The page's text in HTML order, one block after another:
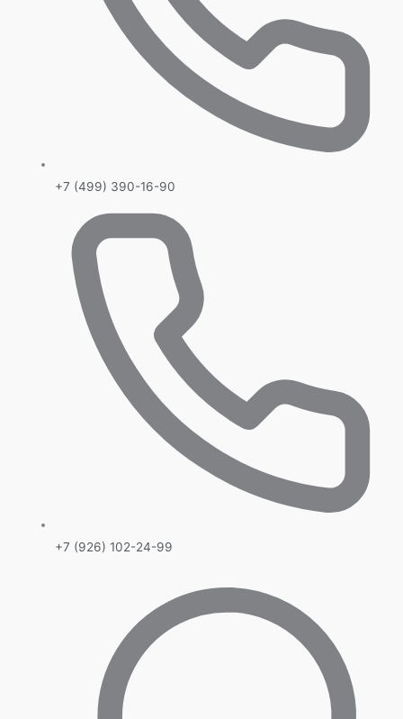
+7 (499) 390-16-90
+7 (926) 102-24-99